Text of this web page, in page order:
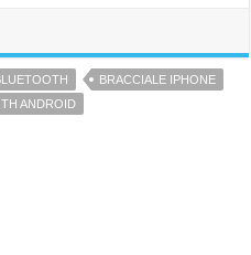
BRACCIALE IPHONE
ANDROID